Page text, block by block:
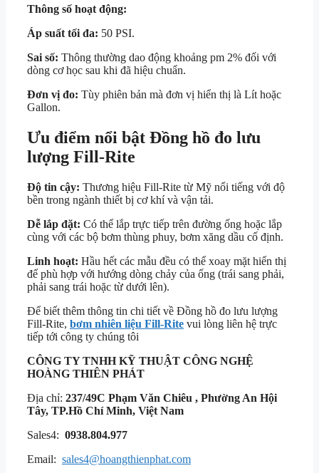
Thông số hoạt động:
Áp suất tối đa: 50 PSI.
Sai số: Thông thường dao động khoảng pm 2% đối với
dòng cơ học sau khi đã hiệu chuẩn.
Đơn vị đo: Tùy phiên bản mà đơn vị hiển thị là Lít hoặc
Gallon.
Ưu điểm nổi bật Đồng hồ đo lưu
lượng Fill-Rite
Độ tin cậy: Thương hiệu Fill-Rite từ Mỹ nổi tiếng với độ
bền trong ngành thiết bị cơ khí và vận tải.
Dễ lắp đặt: Có thể lắp trực tiếp trên đường ống hoặc lắp
cùng với các bộ bơm thùng phuy, bơm xăng dầu cố định.
Linh hoạt: Hầu hết các mẫu đều có thể xoay mặt hiển thị
để phù hợp với hướng dòng chảy của ống (trái sang phải,
phải sang trái hoặc từ dưới lên).
Để biết thêm thông tin chi tiết về Đồng hồ đo lưu lượng
Fill-Rite, bơm nhiên liệu Fill-Rite vui lòng liên hệ trực
tiếp tới công ty chúng tôi
CÔNG TY TNHH KỸ THUẬT CÔNG NGHỆ
HOÀNG THIÊN PHÁT
Địa chỉ: 237/49C Phạm Văn Chiêu , Phường An Hội
Tây, TP.Hồ Chí Minh, Việt Nam
Sales4: 0938.804.977
Email: sales4@hoangthienphat.com